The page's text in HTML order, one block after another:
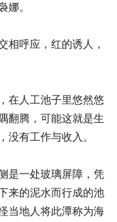
娜。
相呼应，红的诱人，
在人工池子里悠然悠
翻腾，可能这就是生
没有工作与收入。
是一处玻璃屏障，凭
来的泥水而行成的池
当地人将此潭称为海